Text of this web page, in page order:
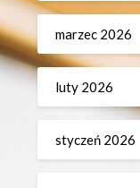
marzec 2026
luty 2026
styczeń 2026